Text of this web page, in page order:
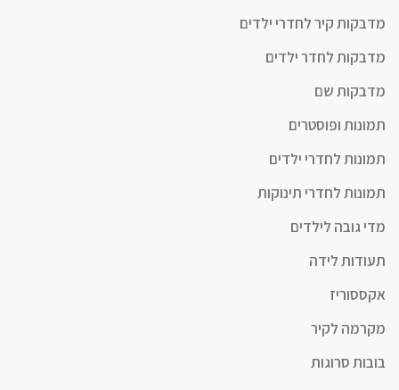
מדבקות קיר לחדרי ילדים
מדבקות לחדר ילדים
מדבקות שם
תמונות ופוסטרים
תמונות לחדרי ילדים
תמונות לחדרי תינוקות
מדי גובה לילדים
תעודות לידה
אקססוריז
מקרמה לקיר
בובות סרוגות